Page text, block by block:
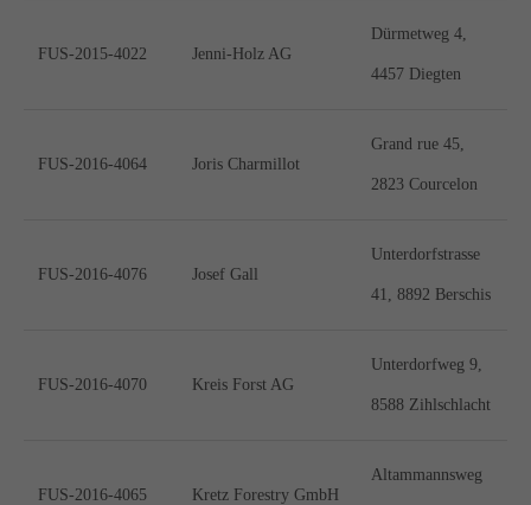
FUS-2015-4022 Jenni-Holz AG
Dürmetweg 4,
4457 Diegten
FUS-2016-4064 Joris Charmillot
Grand rue 45,
2823 Courcelon
FUS-2016-4076 Josef Gall
Unterdorfstrasse
41, 8892 Berschis
FUS-2016-4070 Kreis Forst AG
Unterdorfweg 9,
8588 Zihlschlacht
FUS-2016-4065 Kretz Forestry GmbH
Altammannsweg